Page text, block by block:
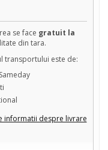
se face gratuit la
din tara.
transportului este de:
informatii despre livrare